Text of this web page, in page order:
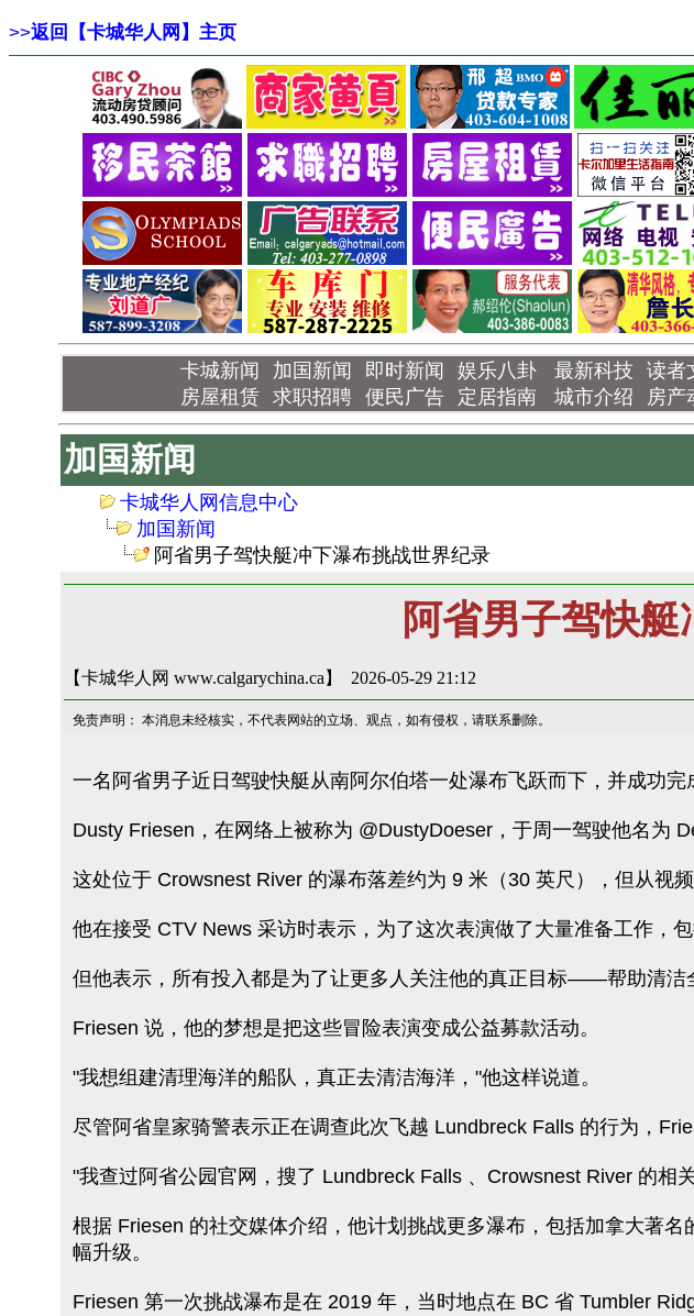
>>返回【卡城华人网】主页
卡城新闻 加国新闻 即时新闻 娱乐八卦 最新科技 读者
房屋租赁 求职招聘 便民广告 定居指南 城市介绍 房产
加国新闻
卡城华人网信息中心
加国新闻
阿省男子驾快艇冲下瀑布挑战世界纪录
阿省男子驾快
【卡城华人网 www.calgarychina.ca】 2026-05-29 21:12
免责声明： 本消息未经核实，不代表网站的立场、观点，如有侵权，请联系删除。
一名阿省男子近日驾驶快艇从南阿尔伯塔一处瀑布飞跃而下，并成功
Dusty Friesen，在网络上被称为 @DustyDoeser，于周一驾驶他名为
这处位于 Crowsnest River 的瀑布落差约为 9 米（30 英尺），但从视
他在接受 CTV News 采访时表示，为了这次表演做了大量准备工作，
但他表示，所有投入都是为了让更多人关注他的真正目标——帮助清洁
Friesen 说，他的梦想是把这些冒险表演变成公益募款活动。
"我想组建清理海洋的船队，真正去清洁海洋，"他这样说道。
尽管阿省皇家骑警表示正在调查此次飞越 Lundbreck Falls 的行为，
"我查过阿省公园官网，搜了 Lundbreck Falls 、Crowsnest River 的相
根据 Friesen 的社交媒体介绍，他计划挑战更多瀑布，包括加拿大著
幅升级。
Friesen 第一次挑战瀑布是在 2019 年，当时地点在 BC 省 Tumbler